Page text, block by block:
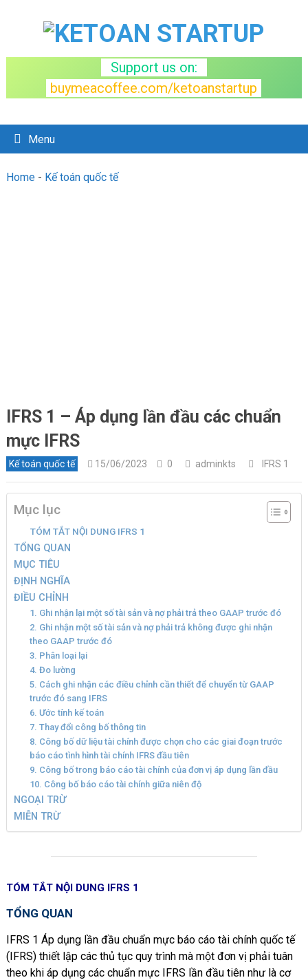
Support us on:
buymeacoffee.com/ketoanstartup
Menu
Home- Kế toán quốc tế
IFRS 1 – Áp dụng lần đầu các chuẩn
mực IFRS
Kế toán quốc tế 15/06/2023 0 adminkts IFRS 1
Mục lục
TÓM TẮT NỘI DUNG IFRS 1
TỔNG QUAN
MỤC TIÊU
ĐỊNH NGHĨA
ĐIỀU CHỈNH
1. Ghi nhận lại một số tài sản và nợ phải trả theo GAAP trước đó
2. Ghi nhận một số tài sản và nợ phải trả không được ghi nhận
theo GAAP trước đó
3. Phân loại lại
4. Đo lường
5. Cách ghi nhận các điều chỉnh cần thiết để chuyển từ GAAP
trước đó sang IFRS
6. Ước tính kế toán
7. Thay đổi công bố thông tin
8. Công bố dữ liệu tài chính được chọn cho các giai đoạn trước
báo cáo tình hình tài chính IFRS đầu tiên
9. Công bố trong báo cáo tài chính của đơn vị áp dụng lần đầu
10. Công bố báo cáo tài chính giữa niên độ
NGOẠI TRỪ
MIỄN TRỪ
TÓM TẮT NỘI DUNG IFRS 1
TỔNG QUAN
IFRS 1 Áp dụng lần đầu chuẩn mực báo cáo tài chính quốc tế
(IFRS) thiết lập các thủ tục quy trình mà một đơn vị phải tuân
theo khi áp dụng các chuẩn mực IFRS lần đầu tiên như là cơ